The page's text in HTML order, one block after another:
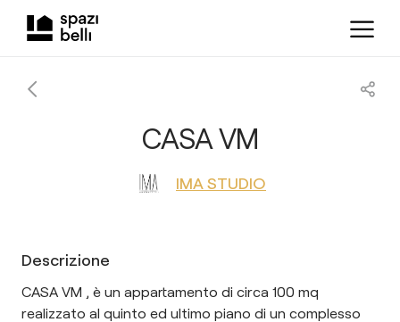
CASA VM
IMA STUDIO
Descrizione
CASA VM , è un appartamento di circa 100 mq
realizzato al quinto ed ultimo piano di un complesso